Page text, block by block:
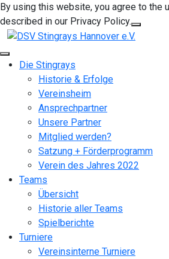
By using this website, you agree to the
described in our Privacy Policy.
Die Stingrays
Historie & Erfolge
Vereinsheim
Ansprechpartner
Unsere Partner
Mitglied werden?
Satzung + Förderprogramm
Verein des Jahres 2022
Teams
Übersicht
Historie aller Teams
Spielberichte
Turniere
Vereinsinterne Turniere